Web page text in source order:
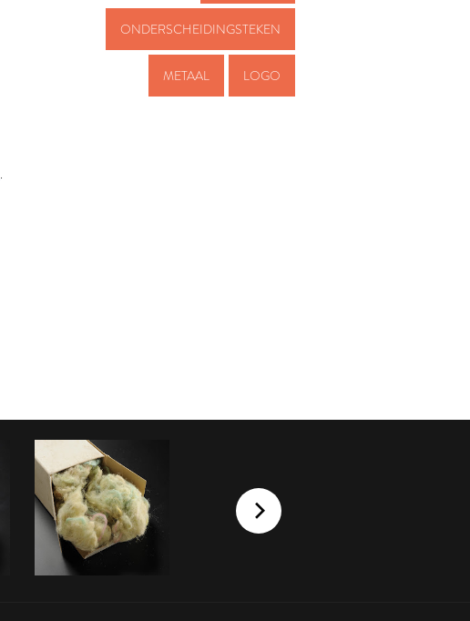
ONDERSCHEIDINGSTEKEN
METAAL LOGO
.